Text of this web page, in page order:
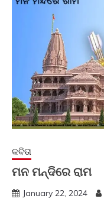
କବିତା
ମନ ମନ୍ଦିରେ ରାମ
January 22, 2024